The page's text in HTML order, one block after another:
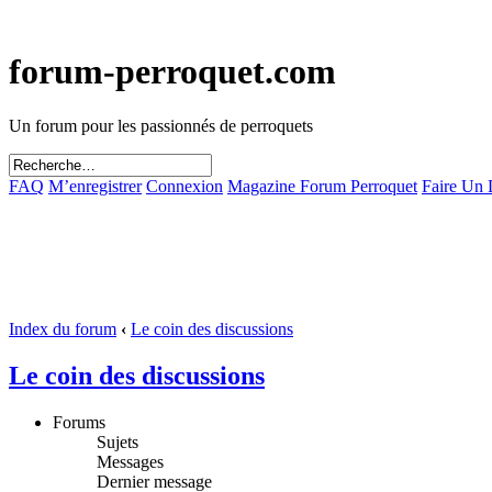
forum-perroquet.com
Un forum pour les passionnés de perroquets
FAQ M’enregistrer Connexion Magazine Forum Perroquet Faire Un
Index du forum ‹ Le coin des discussions
Le coin des discussions
Forums
Sujets
Messages
Dernier message